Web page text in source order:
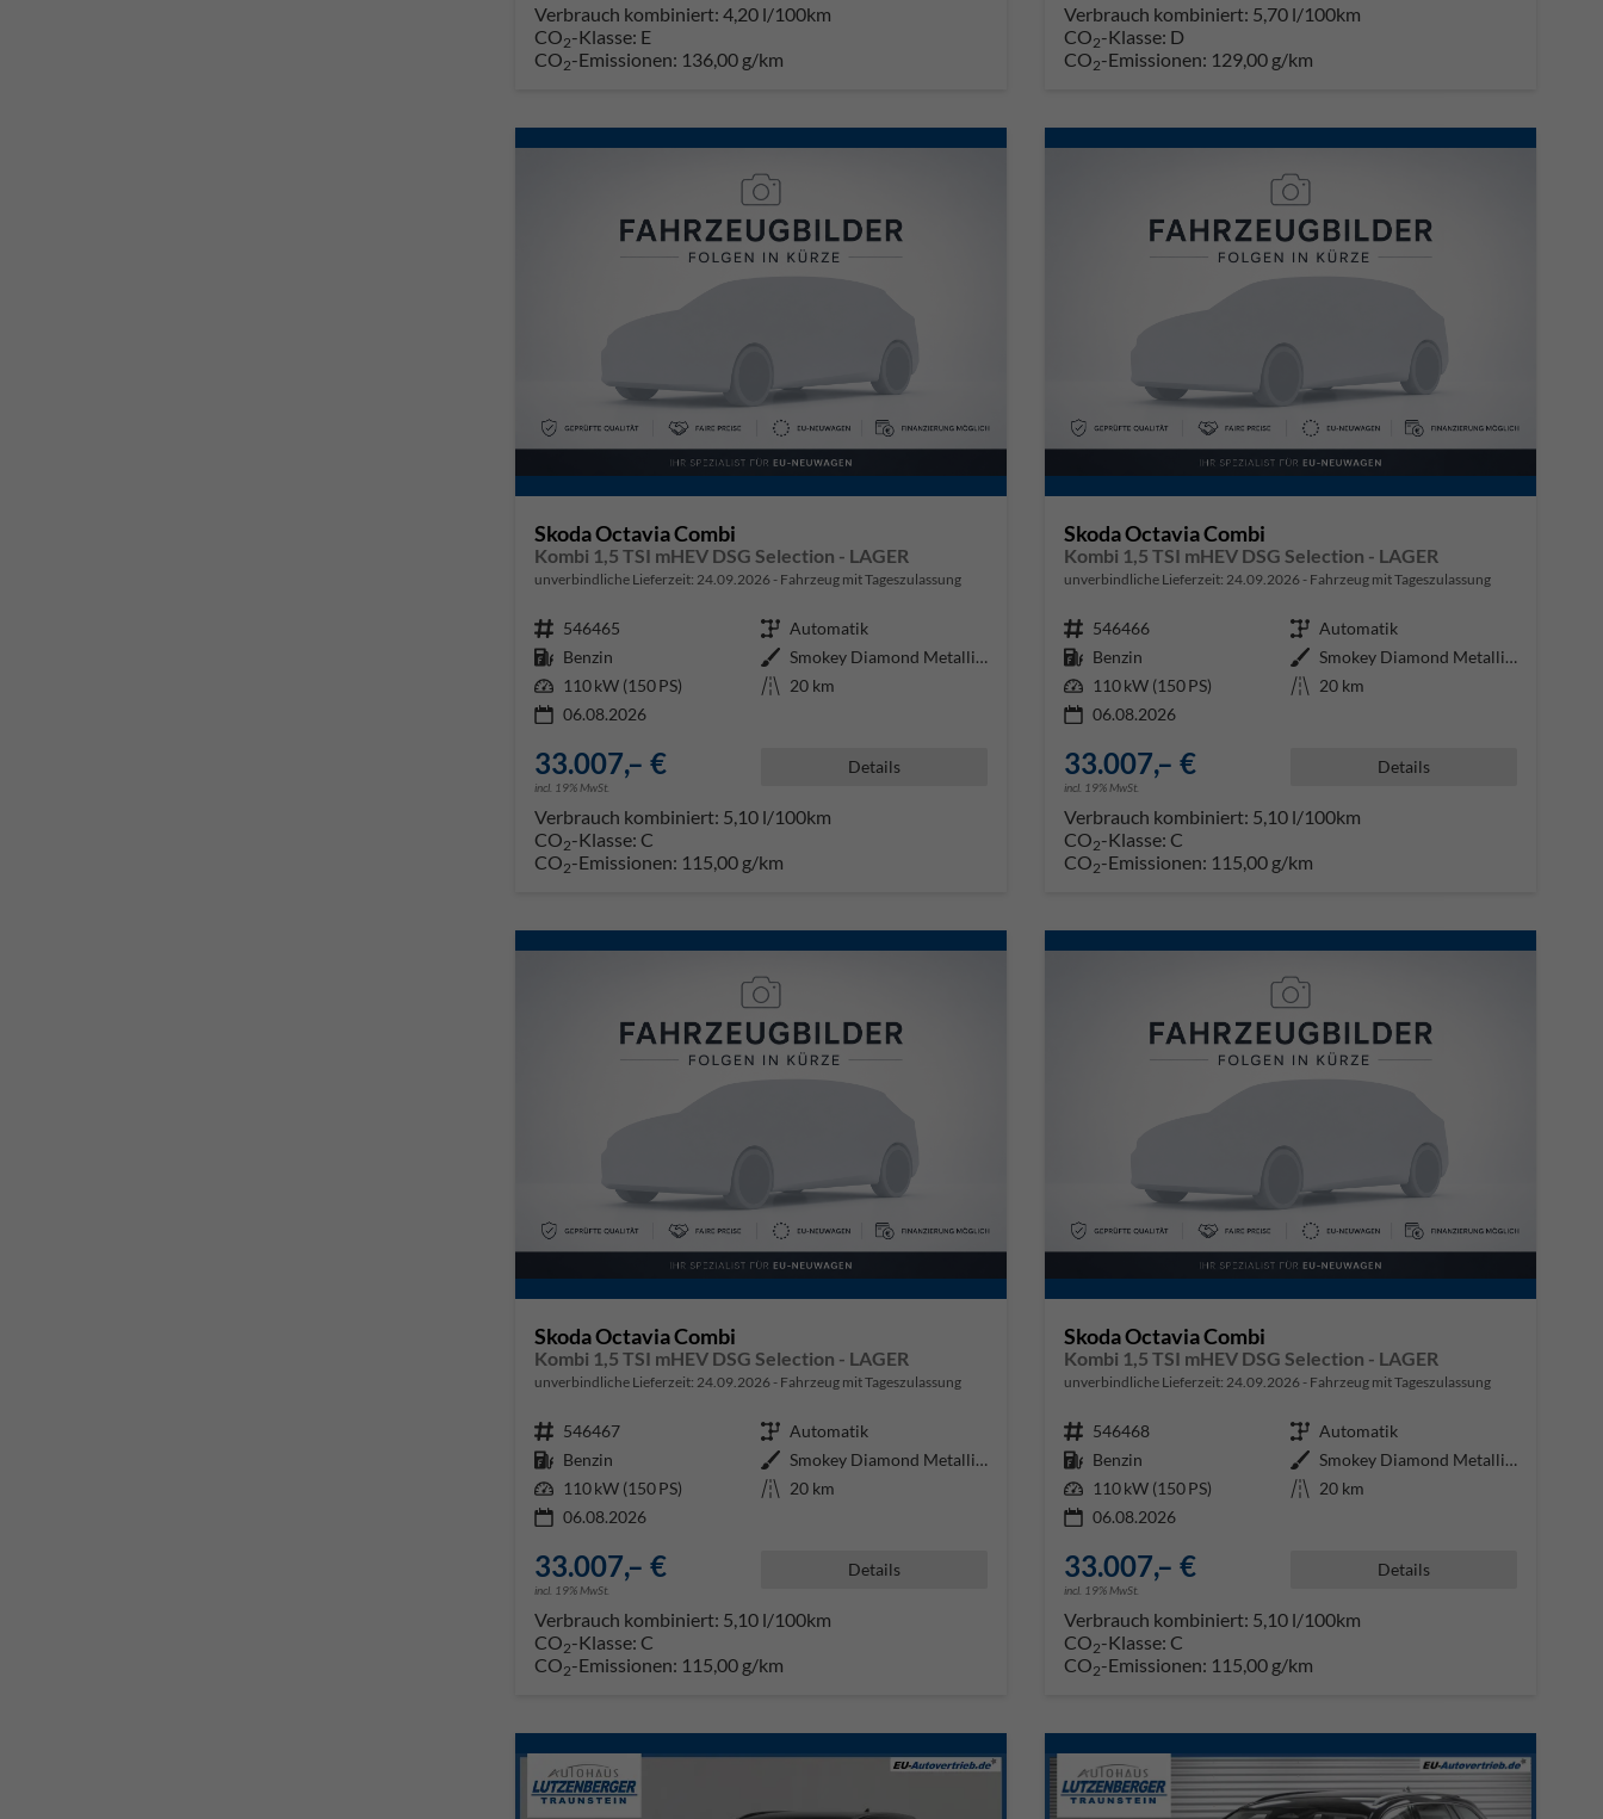
Verbrauch kombiniert: 4,20 l/100km
CO2-Klasse: E
CO2-Emissionen: 136,00 g/km
Verbrauch kombiniert: 5,70 l/100km
CO2-Klasse: D
CO2-Emissionen: 129,00 g/km
Skoda Octavia Combi
Kombi 1,5 TSI mHEV DSG Selection - LAGER
unverbindliche Lieferzeit: 24.09.2026 Fahrzeug mit Tageszulassung
Fahrzeugnr. 546465 Getriebe Automatik
Kraftstoff Benzin Außenfarbe
Smokey Diamond Metallic ()
Leistung 110 kW (150 PS) Kilometerstand 20 km
06.08.2026
33.007,– €
incl. 19% MwSt.
Details
Verbrauch kombiniert: 5,10 l/100km
CO2-Klasse: C
CO2-Emissionen: 115,00 g/km
Skoda Octavia Combi
Kombi 1,5 TSI mHEV DSG Selection - LAGER
unverbindliche Lieferzeit: 24.09.2026 Fahrzeug mit Tageszulassung
Fahrzeugnr. 546466 Getriebe Automatik
Kraftstoff Benzin Außenfarbe
Smokey Diamond Metallic ()
Leistung 110 kW (150 PS) Kilometerstand 20 km
06.08.2026
33.007,– €
incl. 19% MwSt.
Details
Verbrauch kombiniert: 5,10 l/100km
CO2-Klasse: C
CO2-Emissionen: 115,00 g/km
Skoda Octavia Combi
Kombi 1,5 TSI mHEV DSG Selection - LAGER
unverbindliche Lieferzeit: 24.09.2026 Fahrzeug mit Tageszulassung
Fahrzeugnr. 546467 Getriebe Automatik
Kraftstoff Benzin Außenfarbe
Smokey Diamond Metallic ()
Leistung 110 kW (150 PS) Kilometerstand 20 km
06.08.2026
33.007,– €
incl. 19% MwSt.
Details
Verbrauch kombiniert: 5,10 l/100km
CO2-Klasse: C
CO2-Emissionen: 115,00 g/km
Skoda Octavia Combi
Kombi 1,5 TSI mHEV DSG Selection - LAGER
unverbindliche Lieferzeit: 24.09.2026 Fahrzeug mit Tageszulassung
Fahrzeugnr. 546468 Getriebe Automatik
Kraftstoff Benzin Außenfarbe
Smokey Diamond Metallic ()
Leistung 110 kW (150 PS) Kilometerstand 20 km
06.08.2026
33.007,– €
incl. 19% MwSt.
Details
Verbrauch kombiniert: 5,10 l/100km
CO2-Klasse: C
CO2-Emissionen: 115,00 g/km